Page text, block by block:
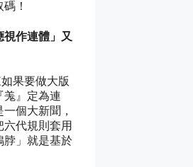
！
作連體」又
果要做大版
羗』定為連
個大新聞，
代規則套用
脖」就是基於